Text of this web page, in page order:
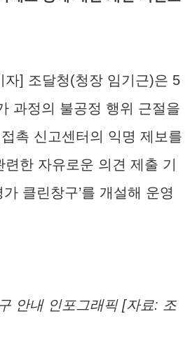
자] 조달청(청장 임기근)은 5
과정의 불공정 행위 근절을
촉 신고센터의 익명 제보를
한 자유로운 의견 제출 기
클린창구’를 개설해 운영
안내 인포그래픽 [자료: 조